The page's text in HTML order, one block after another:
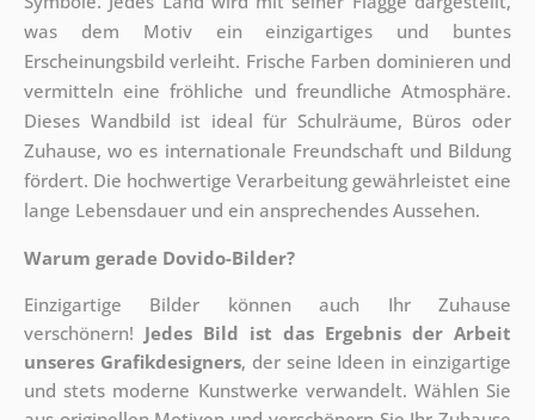
was dem Motiv ein einzigartiges und buntes
Erscheinungsbild verleiht. Frische Farben dominieren und
vermitteln eine fröhliche und freundliche Atmosphäre.
Dieses Wandbild ist ideal für Schulräume, Büros oder
Zuhause, wo es internationale Freundschaft und Bildung
fördert. Die hochwertige Verarbeitung gewährleistet eine
lange Lebensdauer und ein ansprechendes Aussehen.
Warum gerade Dovido-Bilder?
Einzigartige Bilder können auch Ihr Zuhause
verschönern! Jedes Bild ist das Ergebnis der Arbeit
unseres Grafikdesigners, der seine Ideen in einzigartige
und stets moderne Kunstwerke verwandelt. Wählen Sie